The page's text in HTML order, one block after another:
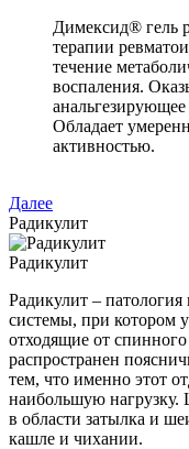
Димексид® гель
терапии
течение
воспаления.
Обладает
активностью.
Далее
Радикулит
Радикулит
Радикулит –
системы, при котором
отходящие от
распространен
тем, что именно этот
наибольшую нагрузку.
в области затылка и
кашле и чихании.